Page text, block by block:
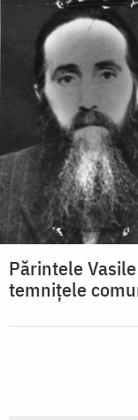
Părintele
temnițele